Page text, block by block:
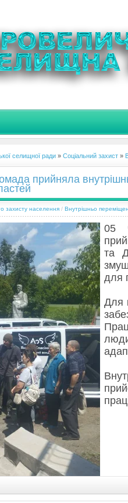
селищної ради » Соціальний захист »
прийняла
захисту населення / Внутрішньо
05
та
для
Для